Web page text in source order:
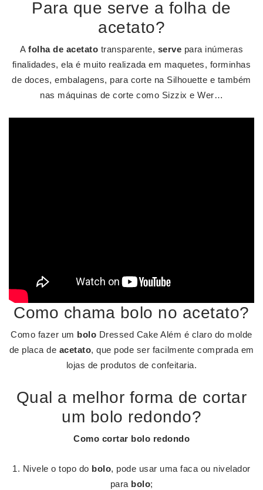
Para que serve a folha de
acetato?
A folha de acetato transparente, serve para inúmeras
finalidades, ela é muito realizada em maquetes, forminhas
de doces, embalagens, para corte na Silhouette e também
nas máquinas de corte como Sizzix e Wer…
Como chama bolo no acetato?
Como fazer um bolo Dressed Cake Além é claro do molde
de placa de acetato, que pode ser facilmente comprada em
lojas de produtos de confeitaria.
Qual a melhor forma de cortar
um bolo redondo?
Como cortar bolo redondo
Nivele o topo do bolo, pode usar uma faca ou nivelador
para bolo;